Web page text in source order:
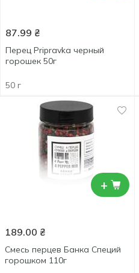
87.99 ₴
Перец Pripravka черный
горошек 50г
50 г
+
189.00 ₴
Смесь перцев Банка Специй
горошком 110г